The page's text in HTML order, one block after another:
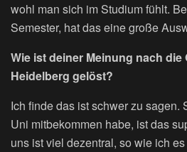
wohl man sich im Studium fühlt.
Semester, hat das eine große
Wie ist deiner Meinung nach die
Heidelberg gelöst?
Ich finde das ist schwer zu sagen.
Uni mitbekommen habe, ist das
uns ist viel dezentral, so wie ich